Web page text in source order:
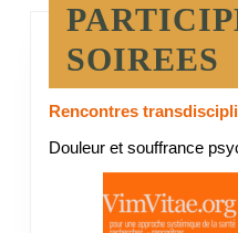
SOIREES
Rencontres
Douleur et souffrance